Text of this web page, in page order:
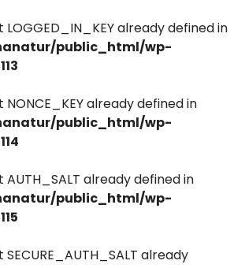
LOGGED_IN_KEY already defined in
public_html/wp-
113
NONCE_KEY already defined in
public_html/wp-
114
AUTH_SALT already defined in
public_html/wp-
115
already